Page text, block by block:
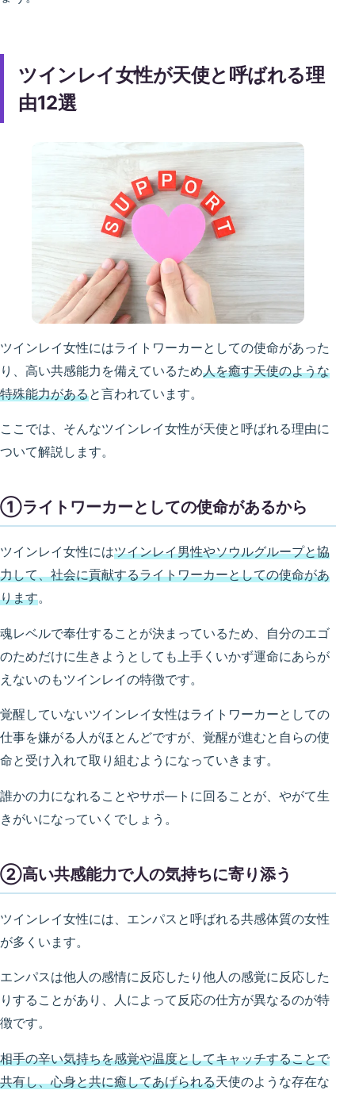
ツインレイ女性が天使と呼ばれる理
由12選
ツインレイ女性にはライトワーカーとしての使命があった
り、高い共感能力を備えているため人を癒す天使のような
特殊能力があると言われています。
ここでは、そんなツインレイ女性が天使と呼ばれる理由に
ついて解説します。
①ライトワーカーとしての使命があるから
ツインレイ女性にはツインレイ男性やソウルグループと協
力して、社会に貢献するライトワーカーとしての使命があ
ります。
魂レベルで奉仕することが決まっているため、自分のエゴ
のためだけに生きようとしても上手くいかず運命にあらが
えないのもツインレイの特徴です。
覚醒していないツインレイ女性はライトワーカーとしての
仕事を嫌がる人がほとんどですが、覚醒が進むと自らの使
命と受け入れて取り組むようになっていきます。
誰かの力になれることやサポ―トに回ることが、やがて生
きがいになっていくでしょう。
②高い共感能力で人の気持ちに寄り添う
ツインレイ女性には、エンパスと呼ばれる共感体質の女性
が多くいます。
エンパスは他人の感情に反応したり他人の感覚に反応した
りすることがあり、人によって反応の仕方が異なるのが特
徴です。
相手の辛い気持ちを感覚や温度としてキャッチすることで
共有し、心身と共に癒してあげられる天使のような存在な